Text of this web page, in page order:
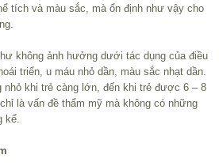
tích và màu sắc, mà ổn định như vậy cho
không ảnh hưởng dưới tác dụng của điều
triển, u máu nhỏ dần, màu sắc nhạt dần.
khi trẻ càng lớn, đến khi trẻ được 6 – 8
là vấn đề thẩm mỹ mà không có những
kể.